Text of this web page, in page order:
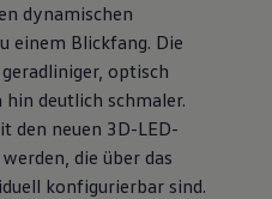
Zubehör
dynamischen
einem Blickfang. Die
optisch
deutlich schmaler.
den neuen 3D-LED-
die über das
konfigurierbar sind.